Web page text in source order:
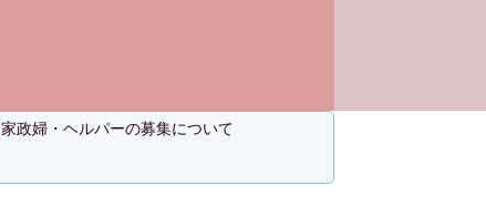
家政婦・ヘルパーの募集について